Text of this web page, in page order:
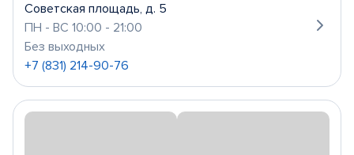
Советская площадь, д. 5
ПН - ВС 10:00 - 21:00
Без выходных
+7 (831) 214-90-76